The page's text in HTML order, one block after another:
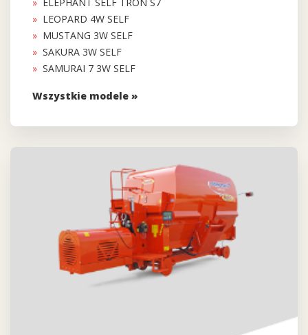
LEOPARD 4W SELF
MUSTANG 3W SELF
SAKURA 3W SELF
SAMURAI 7 3W SELF
Wszystkie modele »